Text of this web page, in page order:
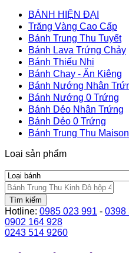
BÁNH HIỆN ĐẠI
Trăng Vàng Cao Cấp
Bánh Trung Thu Tuyết
Bánh Lava Trứng Chảy
Bánh Thiếu Nhi
Bánh Chay - Ăn Kiêng
Bánh Nướng Nhân
Bánh Nướng 0 Trứng
Bánh Dẻo Nhân Trứng
Bánh Dẻo 0 Trứng
Bánh Trung Thu Maison
Loại sản phẩm
Tìm kiếm
Hotline: 0985 023 991 - 0398
0902 164 928
0243 514 9260